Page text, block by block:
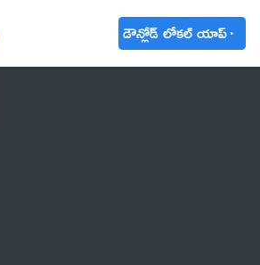
డౌన్లోడ్ లోకల్ యాప్